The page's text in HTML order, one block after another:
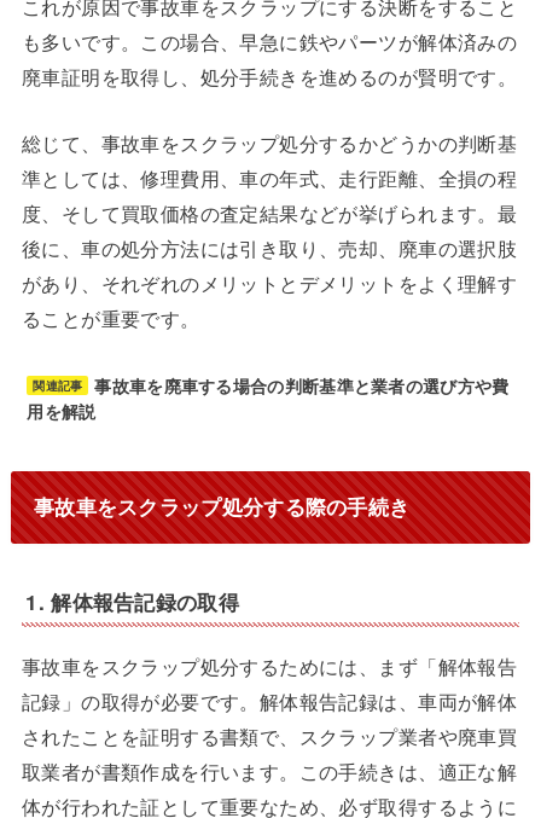
も多いです。この場合、早急に鉄やパーツが解体済みの
廃車証明を取得し、処分手続きを進めるのが賢明です。
総じて、事故車をスクラップ処分するかどうかの判断基
準としては、修理費用、車の年式、走行距離、全損の程
度、そして買取価格の査定結果などが挙げられます。最
後に、車の処分方法には引き取り、売却、廃車の選択肢
があり、それぞれのメリットとデメリットをよく理解す
ることが重要です。
関連記事
事故車を廃車する場合の判断基準と業者の選び方や費
用を解説
事故車をスクラップ処分する際の手続き
1. 解体報告記録の取得
事故車をスクラップ処分するためには、まず「解体報告
記録」の取得が必要です。解体報告記録は、車両が解体
されたことを証明する書類で、スクラップ業者や廃車買
取業者が書類作成を行います。この手続きは、適正な解
体が行われた証として重要なため、必ず取得するように